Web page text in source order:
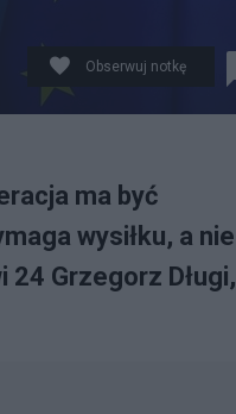
Obserwuj notkę
ma być
wysiłku, a nie
Grzegorz Długi,